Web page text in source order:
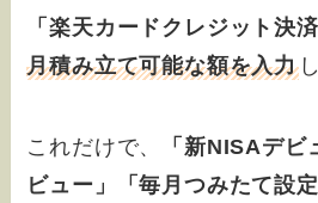
「楽天カードクレジット決済
月積み立て可能な額を入力
これだけで、
「新NISAデ
ビュー」「毎月つみたて設